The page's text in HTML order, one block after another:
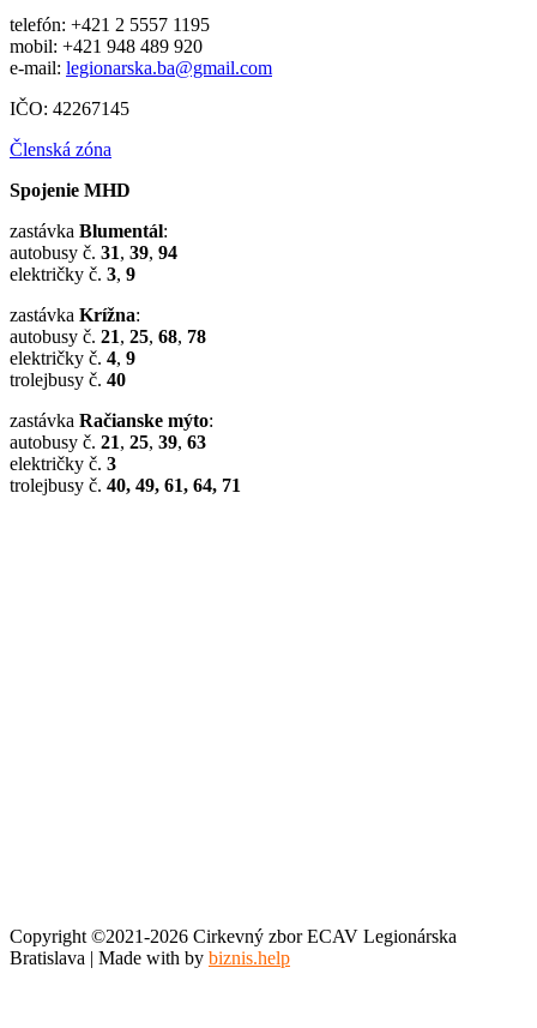
telefón: +421 2 5557 1195
mobil: +421 948 489 920
e-mail: legionarska.ba@gmail.com
IČO: 42267145
Členská zóna
Spojenie MHD
zastávka Blumentál:
autobusy č. 31, 39, 94
električky č. 3, 9
zastávka Krížna:
autobusy č. 21, 25, 68, 78
električky č. 4, 9
trolejbusy č. 40
zastávka Račianske mýto:
autobusy č. 21, 25, 39, 63
električky č. 3
trolejbusy č. 40, 49, 61, 64, 71
Copyright ©2021-2026 Cirkevný zbor ECAV Legionárska
Bratislava | Made with by biznis.help